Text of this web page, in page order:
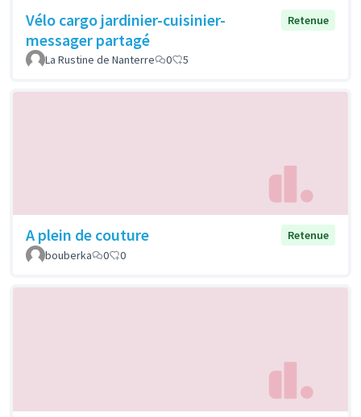
Vélo cargo jardinier-cuisinier-
messager partagé
Retenue
La Rustine de Nanterre 0 5
A plein de couture
Retenue
bouberka
0 0